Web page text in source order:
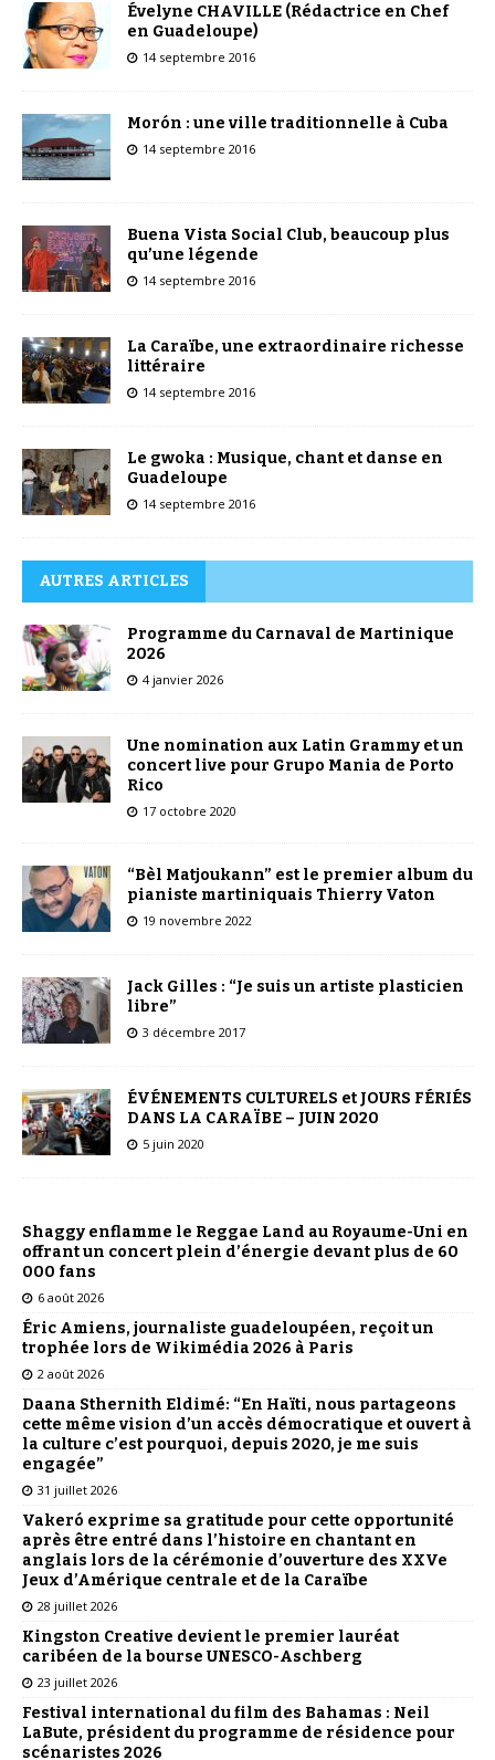
Évelyne CHAVILLE (Rédactrice en Chef
en Guadeloupe)
14 septembre 2016
Morón : une ville traditionnelle à Cuba
14 septembre 2016
Buena Vista Social Club, beaucoup plus
qu’une légende
14 septembre 2016
La Caraïbe, une extraordinaire richesse
littéraire
14 septembre 2016
Le gwoka : Musique, chant et danse en
Guadeloupe
14 septembre 2016
AUTRES ARTICLES
Programme du Carnaval de Martinique
2026
4 janvier 2026
Une nomination aux Latin Grammy et un
concert live pour Grupo Mania de Porto
Rico
17 octobre 2020
“Bèl Matjoukann” est le premier album du
pianiste martiniquais Thierry Vaton
19 novembre 2022
Jack Gilles : “Je suis un artiste plasticien
libre”
3 décembre 2017
ÉVÉNEMENTS CULTURELS et JOURS FÉRIÉS
DANS LA CARAÏBE – JUIN 2020
5 juin 2020
Shaggy enflamme le Reggae Land au Royaume-Uni en
offrant un concert plein d’énergie devant plus de 60
000 fans
6 août 2026
Éric Amiens, journaliste guadeloupéen, reçoit un
trophée lors de Wikimédia 2026 à Paris
2 août 2026
Daana Sthernith Eldimé: “En Haïti, nous partageons
cette même vision d’un accès démocratique et ouvert à
la culture c’est pourquoi, depuis 2020, je me suis
engagée”
31 juillet 2026
Vakeró exprime sa gratitude pour cette opportunité
après être entré dans l’histoire en chantant en
anglais lors de la cérémonie d’ouverture des XXVe
Jeux d’Amérique centrale et de la Caraïbe
28 juillet 2026
Kingston Creative devient le premier lauréat
caribéen de la bourse UNESCO-Aschberg
23 juillet 2026
Festival international du film des Bahamas : Neil
LaBute, président du programme de résidence pour
scénaristes 2026